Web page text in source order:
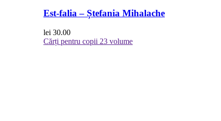
Est-falia – Ștefania Mihalache
lei 30.00
Cărți pentru copii 23 volume